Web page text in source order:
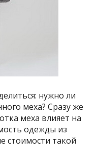
нужно ли
меха? Сразу же
меха влияет на
одежды из
стоимости такой